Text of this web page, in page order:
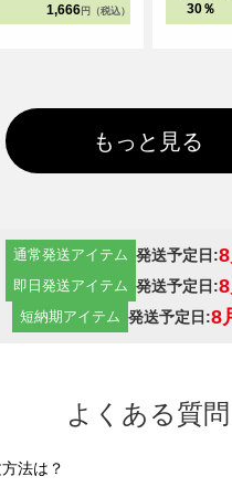
1,666 円（税込） 30％
もっと見る
通常発送アイテム 発送予定日:
即日発送アイテム 発送予定日:
短納期アイテム 発送予定日:8
よくある質問
法は？